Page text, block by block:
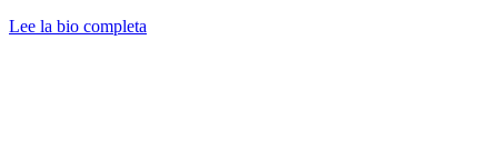
Lee la bio completa